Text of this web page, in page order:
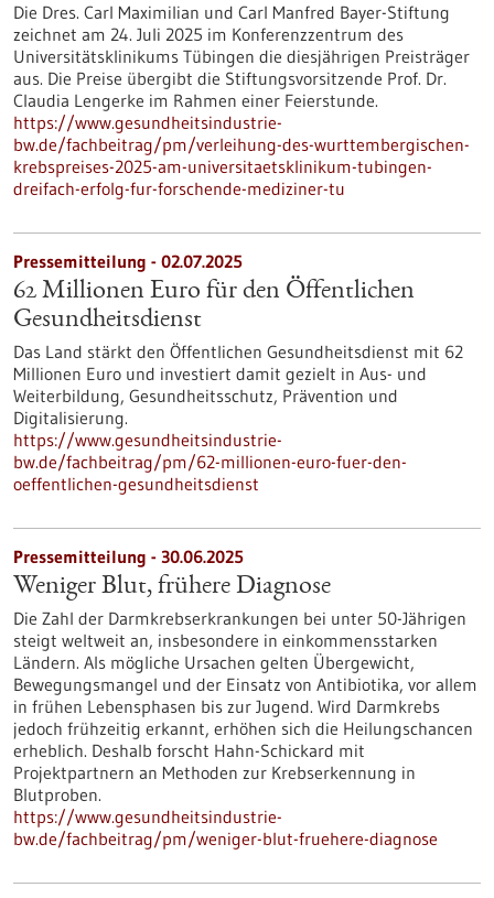
Die Dres. Carl Maximilian und Carl Manfred Bayer-Stiftung
zeichnet am 24. Juli 2025 im Konferenzzentrum des
Universitätsklinikums Tübingen die diesjährigen Preisträger
aus. Die Preise übergibt die Stiftungsvorsitzende Prof. Dr.
Claudia Lengerke im Rahmen einer Feierstunde.
https://www.gesundheitsindustrie-
bw.de/fachbeitrag/pm/verleihung-des-wurttembergischen-
krebspreises-2025-am-universitaetsklinikum-tubingen-
dreifach-erfolg-fur-forschende-mediziner-tu
Pressemitteilung - 02.07.2025
62 Millionen Euro für den Öffentlichen
Gesundheitsdienst
Das Land stärkt den Öffentlichen Gesundheitsdienst mit 62
Millionen Euro und investiert damit gezielt in Aus- und
Weiterbildung, Gesundheitsschutz, Prävention und
Digitalisierung.
https://www.gesundheitsindustrie-
bw.de/fachbeitrag/pm/62-millionen-euro-fuer-den-
oeffentlichen-gesundheitsdienst
Pressemitteilung - 30.06.2025
Weniger Blut, frühere Diagnose
Die Zahl der Darmkrebserkrankungen bei unter 50-Jährigen
steigt weltweit an, insbesondere in einkommensstarken
Ländern. Als mögliche Ursachen gelten Übergewicht,
Bewegungsmangel und der Einsatz von Antibiotika, vor allem
in frühen Lebensphasen bis zur Jugend. Wird Darmkrebs
jedoch frühzeitig erkannt, erhöhen sich die Heilungschancen
erheblich. Deshalb forscht Hahn-Schickard mit
Projektpartnern an Methoden zur Krebserkennung in
Blutproben.
https://www.gesundheitsindustrie-
bw.de/fachbeitrag/pm/weniger-blut-fruehere-diagnose